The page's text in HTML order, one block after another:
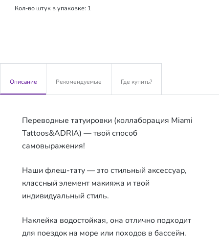
Кол-во штук в упаковке: 1
Описание Рекомендуемые Где купить?
Переводные татуировки (коллаборация Miami
Tattoos&ADRIA) — твой способ
самовыражения!
Наши флеш-тату — это стильный аксессуар,
классный элемент макияжа и твой
индивидуальный стиль.
Наклейка водостойкая, она отлично подходит
для поездок на море или походов в бассейн.